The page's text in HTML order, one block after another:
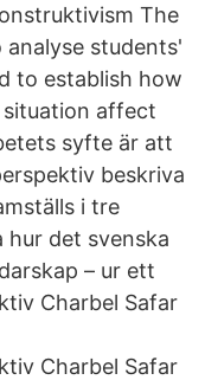
The
students'
to establish how
affect
syfte är att
beskriva
i tre
hur det svenska
– ur ett
Charbel Safar
Charbel Safar